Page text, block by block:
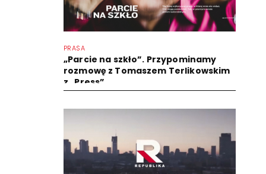
PRASA
„Parcie na szkło”. Przypominamy
rozmowę z Tomaszem Terlikowskim
z „Press”